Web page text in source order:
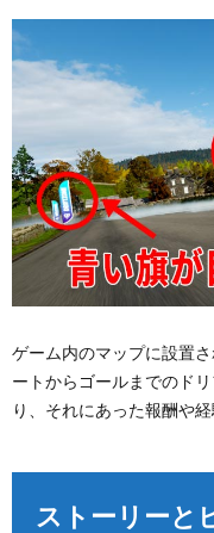
ゲーム内のマップに設置
ートからゴールまでのド
り、それにあった報酬や
ストーリーと